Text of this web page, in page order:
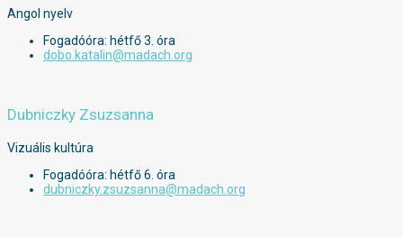
Angol nyelv
Fogadóóra: hétfő 3. óra
dobo.katalin@madach.org
Dubniczky Zsuzsanna
Vizuális kultúra
Fogadóóra: hétfő 6. óra
dubniczky.zsuzsanna@madach.org